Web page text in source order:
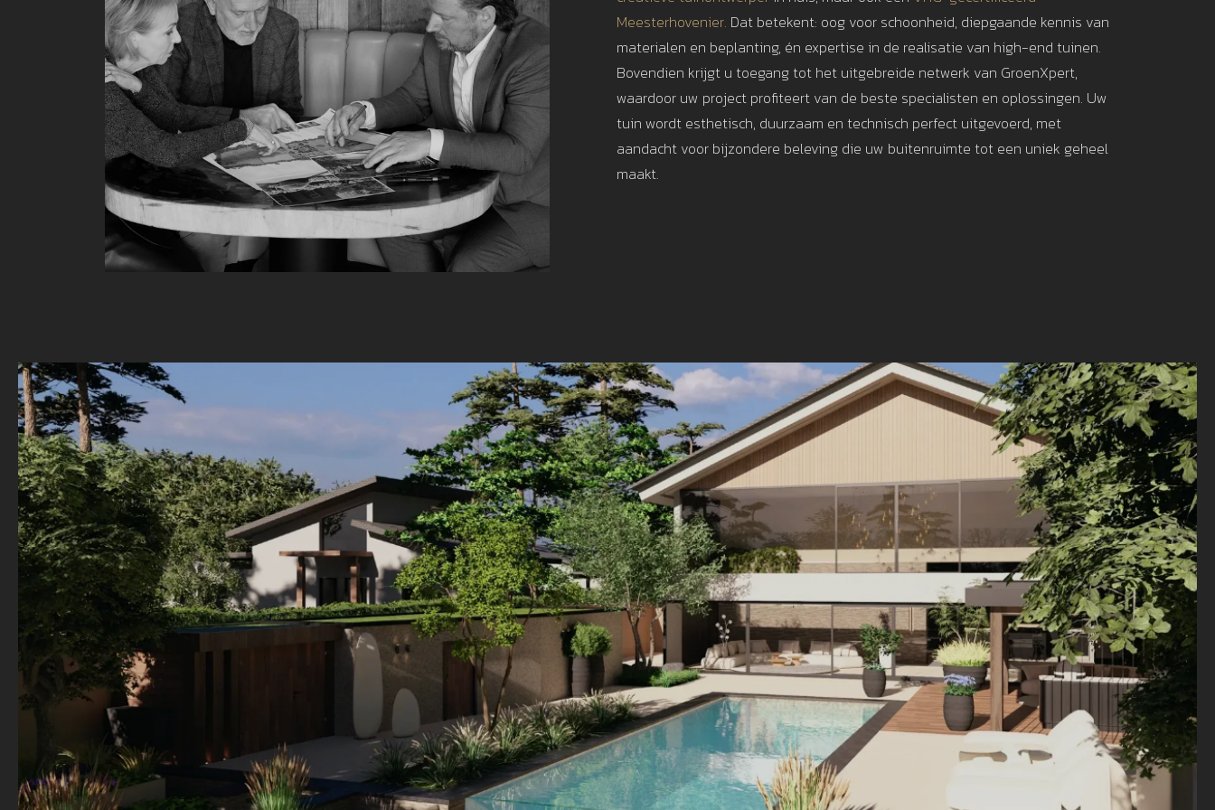
Meesterhovenier. Dat betekent: oog voor schoonheid, diepgaande kennis van
materialen en beplanting, én expertise in de realisatie van high-end tuinen.
Bovendien krijgt u toegang tot het uitgebreide netwerk van GroenXpert,
waardoor uw project profiteert van de beste specialisten en oplossingen. Uw
tuin wordt esthetisch, duurzaam en technisch perfect uitgevoerd, met
aandacht voor bijzondere beleving die uw buitenruimte tot een uniek geheel
maakt.